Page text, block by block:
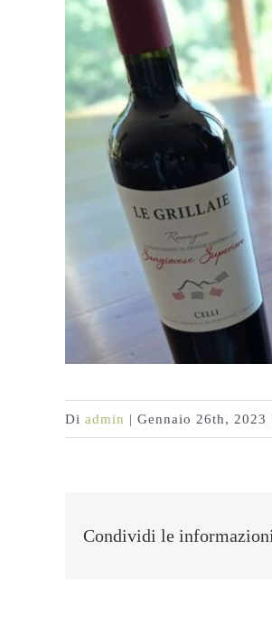
Di admin | Gennaio 26th, 2023
Condividi le